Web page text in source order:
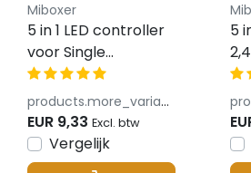
Miboxer
5 in 1 LED controller
voor Single
Color/Dual
White/RGB/RGBW/RGBWW/
LED strips 12-24v -
SR5
products.more_variants_available
EUR 9,33 Excl. btw
Vergelijk
5